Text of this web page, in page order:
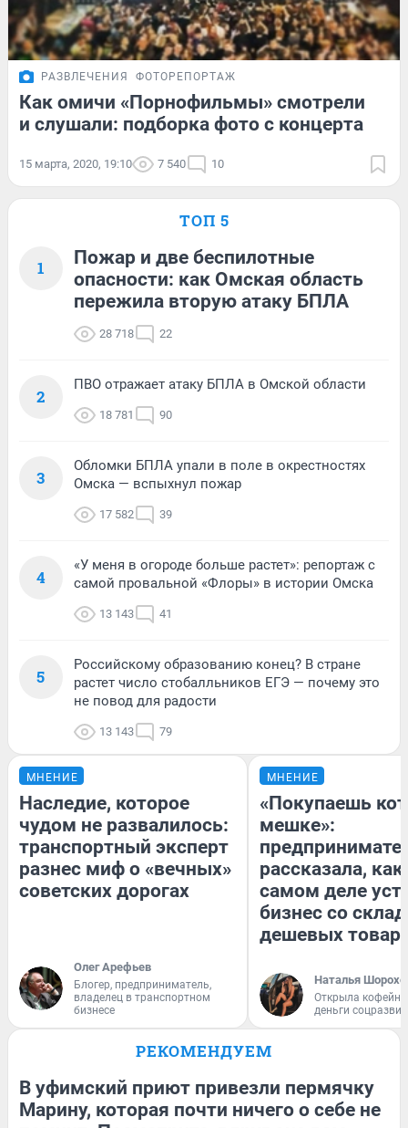
РАЗВЛЕЧЕНИЯ ФОТОРЕПОРТАЖ
Как омичи «Порнофильмы» смотрели
и слушали: подборка фото с концерта
15 марта, 2020, 19:10 7 540 10
ТОП 5
1
Пожар и две беспилотные
опасности: как Омская область
пережила вторую атаку БПЛА
28 718 22
2
ПВО отражает атаку БПЛА в Омской области
18 781 90
3
Обломки БПЛА упали в поле в окрестностях
Омска — вспыхнул пожар
17 582 39
4
«У меня в огороде больше растет»: репортаж с
самой провальной «Флоры» в истории Омска
13 143 41
5
Российскому образованию конец? В стране
растет число стобалльников ЕГЭ — почему это
не повод для радости
13 143 79
МНЕНИЕ
Наследие, которое
чудом не развалилось:
транспортный эксперт
разнес миф о «вечных»
советских дорогах
Олег Арефьев
Блогер, предприниматель,
владелец в транспортном
бизнесе
МНЕНИЕ
«Покупаешь
мешке»:
рассказала, как
самом деле
бизнес со
дешевых
Наталья
Открыла
деньги
РЕКОМЕНДУЕМ
В уфимский приют привезли пермячку
Марину, которая почти ничего о себе не